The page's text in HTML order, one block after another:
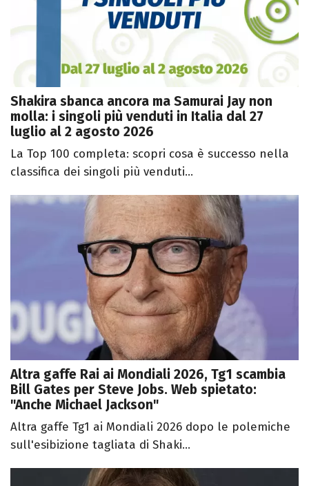
Shakira sbanca ancora ma Samurai Jay non
molla: i singoli più venduti in Italia dal 27
luglio al 2 agosto 2026
La Top 100 completa: scopri cosa è successo nella
classifica dei singoli più venduti...
Altra gaffe Rai ai Mondiali 2026, Tg1 scambia
Bill Gates per Steve Jobs. Web spietato:
"Anche Michael Jackson"
Altra gaffe Tg1 ai Mondiali 2026 dopo le polemiche
sull'esibizione tagliata di Shaki...